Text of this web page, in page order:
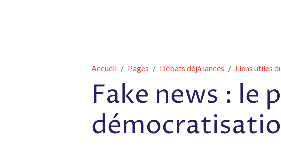
Accueil Pages Débats déjà lancés Liens utiles
Fake news : le